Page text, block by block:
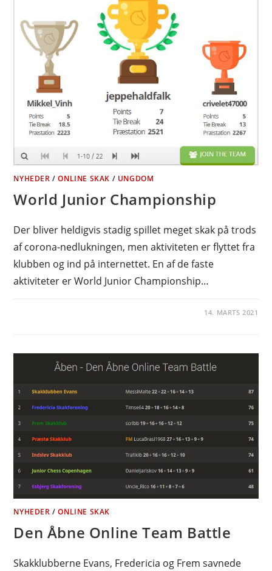
NYHEDER /ONLINE SKAK / UNGDOM
World Junior Championship
Der bliver heldigvis stadig spillet meget skak på trods
af corona-nedlukningen, men aktiviteten er flyttet fra
klubben og ind på internettet. En af de faste
aktiviteter er World Junior Championship…
14. MARTS 2021
NYHEDER /ONLINE SKAK
Den Åbne Online Team Battle
Skakklubberne Evans, Fredericia og Frem savnede